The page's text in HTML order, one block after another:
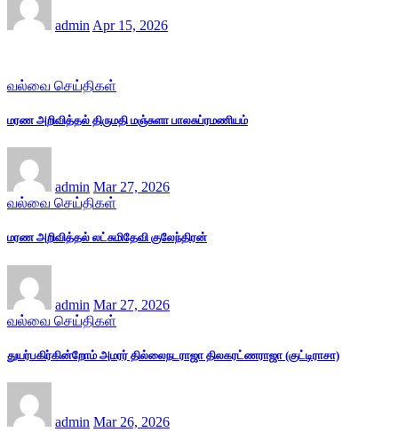
admin Apr 15, 2026
வல்வை செய்திகள்
மரண அறிவித்தல் திருமதி மஞ்சுளா பாலசுப்ரமணியம்
admin Mar 27, 2026
வல்வை செய்திகள்
மரண அறிவித்தல் லட்சுமிதேவி குலேந்திரன்
admin Mar 27, 2026
வல்வை செய்திகள்
துயர்பகிர்கின்றோம் அமரர் தில்லைநடராஜா திலகரட்ணராஜா (குட்டிராசா)
admin Mar 26, 2026